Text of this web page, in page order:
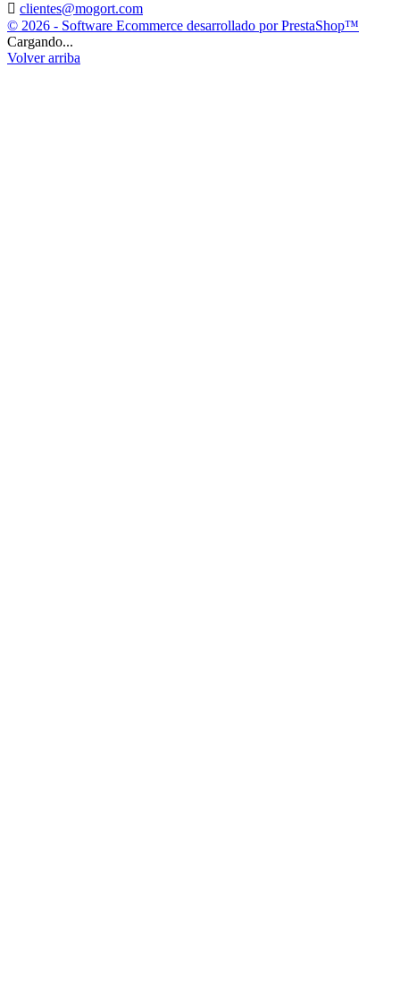
 clientes@mogort.com
© 2026 - Software Ecommerce desarrollado por PrestaShop™
Cargando...
Volver arriba